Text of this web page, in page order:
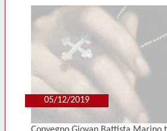
05/12/2019